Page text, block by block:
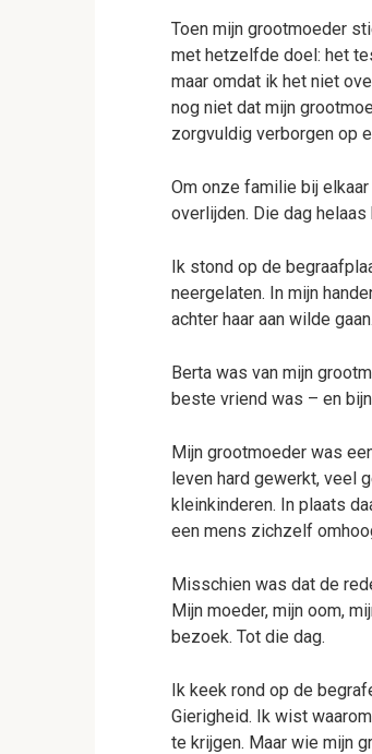
Toen mijn grootmoeder
met hetzelfde doel: het
maar omdat ik het niet
nog niet dat mijn
zorgvuldig verborgen op
Om onze familie bij
overlijden. Die dag helaas
Ik stond op de
neergelaten. In mijn
achter haar aan wilde
Berta was van mijn
beste vriend was – en
Mijn grootmoeder was
leven hard gewerkt, veel
kleinkinderen. In plaats
een mens zichzelf
Misschien was dat de
Mijn moeder, mijn oom,
bezoek. Tot die dag.
Ik keek rond op de
Gierigheid. Ik wist
te krijgen. Maar wie mijn